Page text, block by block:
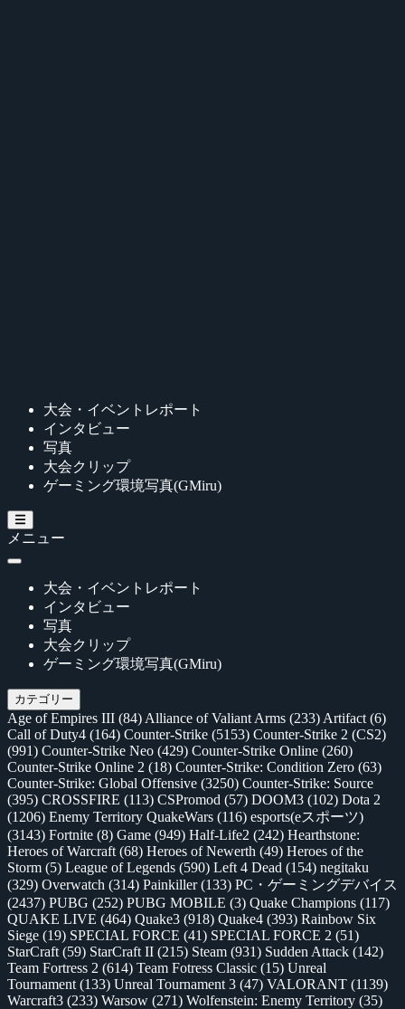
大会・イベントレポート
インタビュー
写真
大会クリップ
ゲーミング環境写真(GMiru)
メニュー
大会・イベントレポート
インタビュー
写真
大会クリップ
ゲーミング環境写真(GMiru)
カテゴリー
Age of Empires III (84) Alliance of Valiant Arms (233) Artifact (6)
Call of Duty4 (164) Counter-Strike (5153) Counter-Strike 2 (CS2)
(991) Counter-Strike Neo (429) Counter-Strike Online (260)
Counter-Strike Online 2 (18) Counter-Strike: Condition Zero (63)
Counter-Strike: Global Offensive (3250) Counter-Strike: Source
(395) CROSSFIRE (113) CSPromod (57) DOOM3 (102) Dota 2
(1206) Enemy Territory QuakeWars (116) esports(eスポーツ)
(3143) Fortnite (8) Game (949) Half-Life2 (242) Hearthstone:
Heroes of Warcraft (68) Heroes of Newerth (49) Heroes of the
Storm (5) League of Legends (590) Left 4 Dead (154) negitaku
(329) Overwatch (314) Painkiller(133) PC・ゲーミングデバイス
(2437) PUBG (252) PUBG MOBILE (3) Quake Champions (117)
QUAKE LIVE (464) Quake3 (918) Quake4 (393) Rainbow Six
Siege (19) SPECIAL FORCE (41) SPECIAL FORCE 2 (51)
StarCraft (59) StarCraft II (215) Steam (931) Sudden Attack (142)
Team Fortress 2 (614) Team Fotress Classic (15) Unreal
Tournament (133) Unreal Tournament 3 (47) VALORANT (1139)
Warcraft3 (233) Warsow (271) Wolfenstein: Enemy Territory (35)